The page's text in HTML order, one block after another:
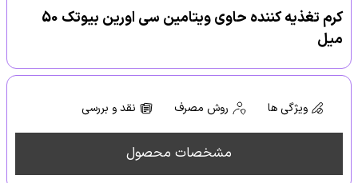
کرم تغذیه کننده حاوی ویتامین سی اورین بیوتک 50
میل
ویژگی ها روش مصرف نقد و بررسی
مشخصات محصول